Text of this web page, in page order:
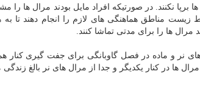
نکنند. در صورتیکه افراد مایل بودند مرال ها را
زیست مناطق هماهنگی های لازم را انجام دهند تا
ها را برای مدتی تماشا کنند.
های نر و ماده در فصل گاوبانگی برای جفت گیری
مرال ها در کنار یکدیگر و جدا از مرال های نر بالغ